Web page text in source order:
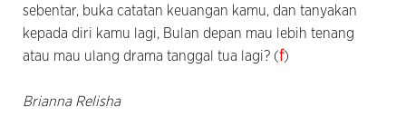
sebentar, buka catatan keuangan kamu, dan tanyakan
kepada diri kamu lagi, Bulan depan mau lebih tenang
atau mau ulang drama tanggal tua lagi? (f)
Brianna Relisha